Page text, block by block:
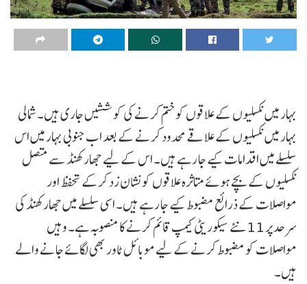
بہار میں نکسلیوں کے علاقوں کو ختم کرنے کی کوششیں جاری ہیں۔ شمالی
بہار میں نکسلیوں کے علاقے محدود کرنے کے بعد اب جنوبی بہار میں اس
سلسلے میں اقدامات کیے جا رہے ہیں۔ اس کے لیے جھارکھنڈ سے متصل
نکسلیوں کے بچے ہوئے متاثرہ علاقوں کو نشان زد کرکے تحفظ اور
مواصلات کے ذرائع مضبوط کیے جا رہے ہیں۔ اسی سلسلے میں جھارکھنڈ کی
سرحد پر 11 نئے سیکوریٹی کیمپ قائم کرنے کا منصوبہ ہے۔ وہیں
مواصلات کو مضبوط کرنے کے لیے موبائل ٹاور بھی لگائے جانے والے
ہیں۔